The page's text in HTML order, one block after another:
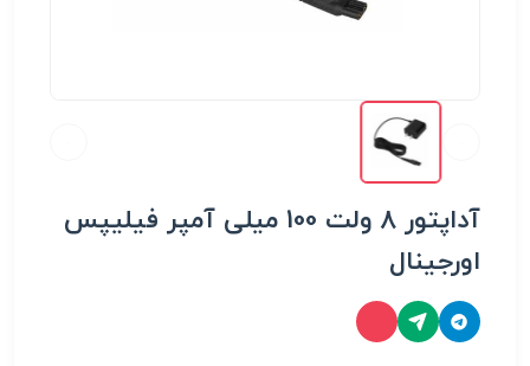
آداپتور 8 ولت 100 میلی آمپر فیلیپس
اورجینال